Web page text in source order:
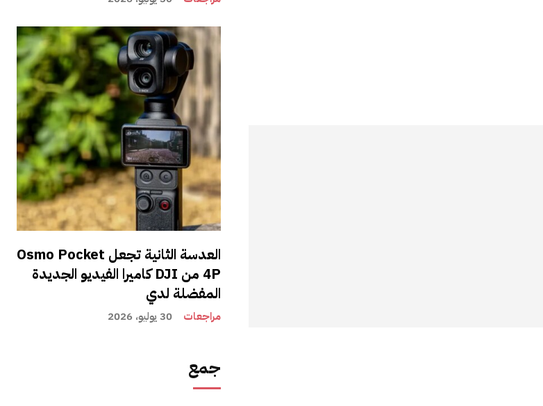
العدسة الثانية تجعل Osmo Pocket
4P من DJI كاميرا الفيديو الجديدة
المفضلة لدي
مراجعات 30 يوليو، 2026
جمع